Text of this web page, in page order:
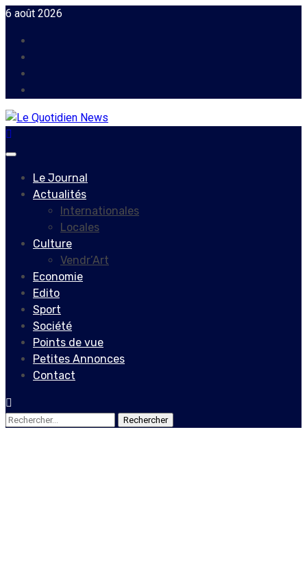
Skip
content
6 août 2026
Primary
Le Journal
Actualités
Internationales
Locales
Culture
Vendr’Art
Economie
Edito
Sport
Société
Points de vue
Petites Annonces
Contact
Rechercher :